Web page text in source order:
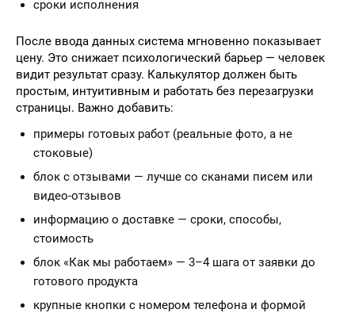
сроки исполнения
После ввода данных система мгновенно показывает
цену. Это снижает психологический барьер — человек
видит результат сразу. Калькулятор должен быть
простым, интуитивным и работать без перезагрузки
страницы. Важно добавить:
примеры готовых работ (реальные фото, а не
стоковые)
блок с отзывами — лучше со сканами писем или
видео-отзывов
информацию о доставке — сроки, способы,
стоимость
блок «Как мы работаем» — 3–4 шага от заявки до
готового продукта
крупные кнопки с номером телефона и формой